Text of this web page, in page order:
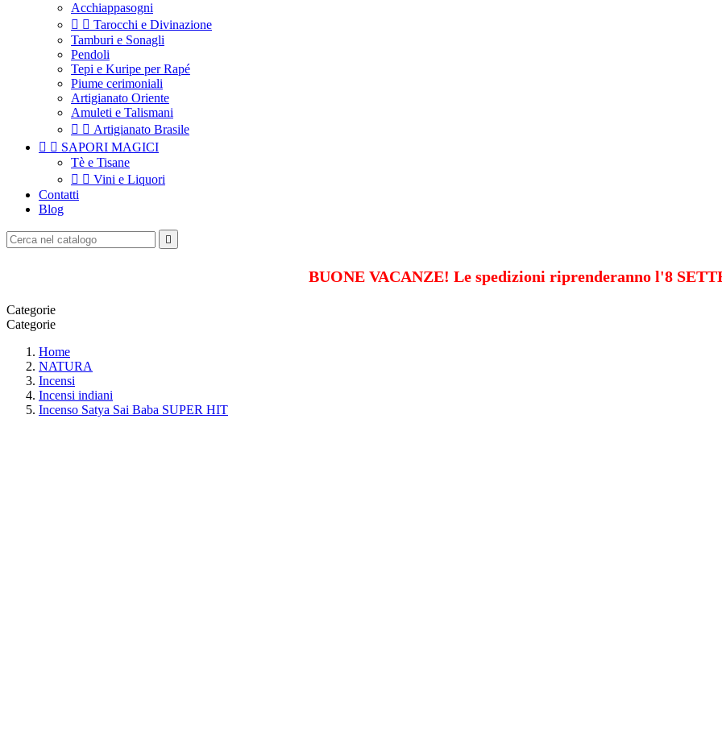
Acchiappasogni
  Tarocchi e Divinazione
Tamburi e Sonagli
Pendoli
Tepi e Kuripe per Rapé
Piume cerimoniali
Artigianato Oriente
Amuleti e Talismani
  Artigianato Brasile
  SAPORI MAGICI
Tè e Tisane
  Vini e Liquori
Contatti
Blog

BUONE VACANZE! Le spedizioni riprenderanno l'8
Categorie
Categorie
Home
NATURA
Incensi
Incensi indiani
Incenso Satya Sai Baba SUPER HIT